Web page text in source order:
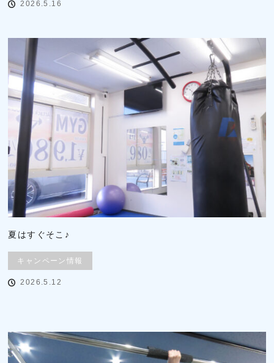
2026.5.16
夏はすぐそこ♪
キャンペーン情報
2026.5.12